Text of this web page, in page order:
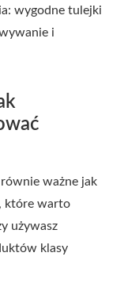
wygodne tulejki
i
ważne jak
które warto
używasz
klasy